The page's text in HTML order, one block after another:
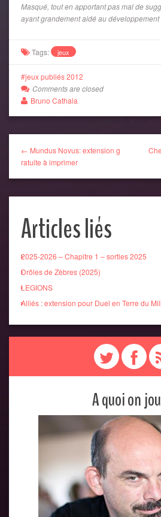
Masqué, tout en apportant pas mal de
ayant grandement aidé au développement
Tags: jeux
jeux publiés 2012
Comments are closed
Bruno Cathala
← Mundus Novus: extension g
ratuite à imprimer
Articles liés
2025-2026 – Chapitre 1 – sorties 2025
Drôles de Zèbres (2025)
LEGIONS
Alliés : extension pour Duel en Terre du
A quoi on